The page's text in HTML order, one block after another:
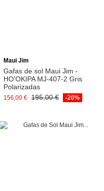
Maui Jim
Gafas de sol Maui Jim -
HO'OKIPA MJ-407-2 Gris
Polarizadas
156,00 € 195,00 € -20%